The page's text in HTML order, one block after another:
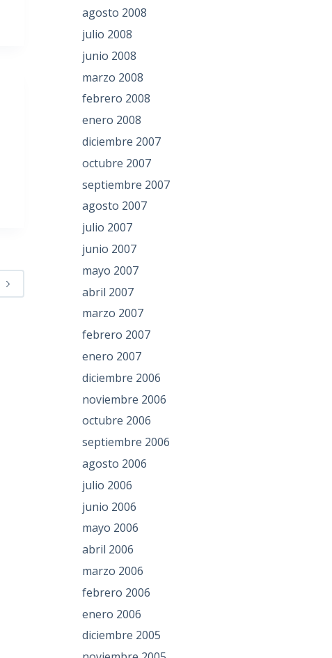
agosto 2008
julio 2008
junio 2008
marzo 2008
febrero 2008
enero 2008
diciembre 2007
octubre 2007
septiembre 2007
agosto 2007
julio 2007
junio 2007
mayo 2007
abril 2007
marzo 2007
febrero 2007
enero 2007
diciembre 2006
noviembre 2006
octubre 2006
septiembre 2006
agosto 2006
julio 2006
junio 2006
mayo 2006
abril 2006
marzo 2006
febrero 2006
enero 2006
diciembre 2005